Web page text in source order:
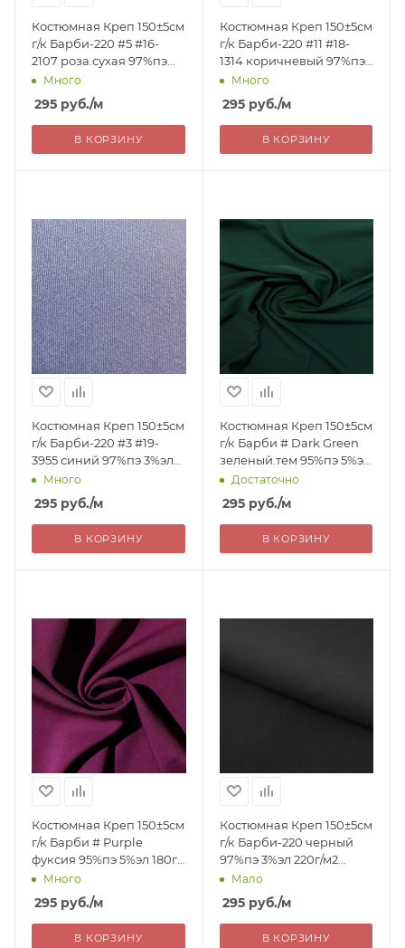
Костюмная Креп 150±5см
г/к Барби-220 #5 #16-
2107 роза.сухая 97%пэ
3%эл 220г/м2 Китай 295=
Много
295 руб./м
В КОРЗИНУ
Костюмная Креп 150±5см
г/к Барби-220 #11 #18-
1314 коричневый 97%пэ
3%эл 220г/м2 Китай 295=
Много
295руб./м
В КОРЗИНУ
Костюмная Креп 150±5см
г/к Барби-220 #3 #19-
3955 синий 97%пэ 3%эл
220г/м2 Китай 295=
Много
295 руб./м
В КОРЗИНУ
Костюмная Креп 150±5см
г/к Барби # Dark Green
зеленый.тем 95%пэ 5%эл
180г/м2 Китай 295=
Достаточно
295руб./м
В КОРЗИНУ
Костюмная Креп 150±5см
г/к Барби # Purple
фуксия 95%пэ 5%эл 180г/
м2 Китай 295= уценка
Много
295 руб./м
В КОРЗИНУ
Костюмная Креп 150±5см
г/к Барби-220 черный
97%пэ 3%эл 220г/м2
Китай 295= уценка
Мало
295руб./м
В КОРЗИНУ